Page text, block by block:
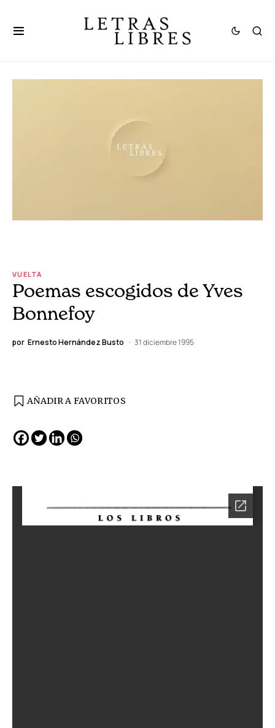
VUELTA
Poemas escogidos de Yves
Bonnefoy
por Ernesto Hernández Busto 31 diciembre 1995
AÑADIR A FAVORITOS